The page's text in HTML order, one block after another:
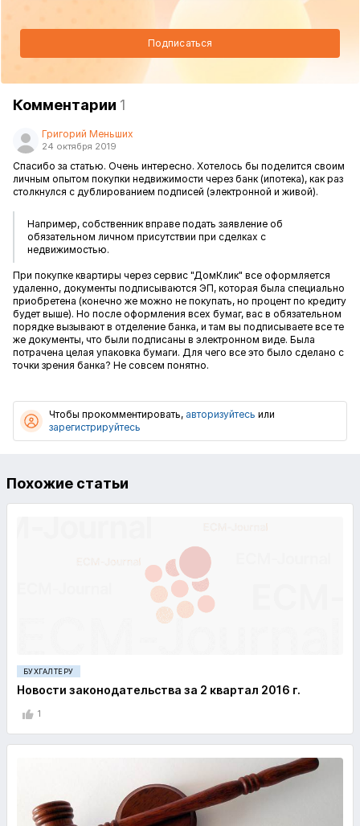
Подписаться
Комментарии 1
Григорий Меньших
24 октября 2019
Спасибо за статью. Очень интересно. Хотелось бы поделится своим
личным опытом покупки недвижимости через банк (ипотека), как раз
столкнулся с дублированием подписей (электронной и живой).
Например, собственник вправе подать заявление об
обязательном личном присутствии при сделках с
недвижимостью.
При покупке квартиры через сервис "ДомКлик" все оформляется
удаленно, документы подписываются ЭП, которая была специально
приобретена (конечно же можно не покупать, но процент по кредиту
будет выше). Но после оформления всех бумаг, вас в обязательном
порядке вызывают в отделение банка, и там вы подписываете все те
же документы, что были подписаны в электронном виде. Была
потрачена целая упаковка бумаги. Для чего все это было сделано с
точки зрения банка? Не совсем понятно.
Чтобы прокомментировать, авторизуйтесь или
зарегистрируйтесь
Похожие статьи
БУХГАЛТЕРУ
Новости законодательства за 2 квартал 2016 г.
1